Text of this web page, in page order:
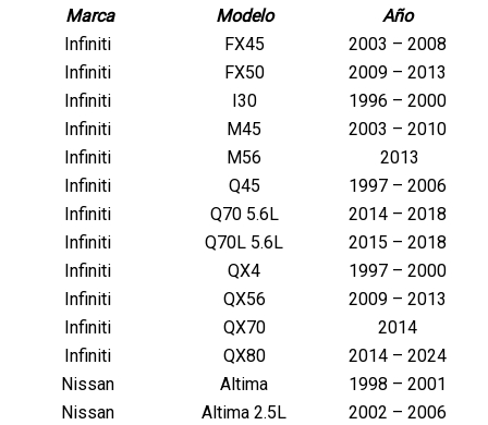
Marca Modelo
Año
Infiniti
FX45
2003 – 2008
Infiniti
FX50
2009 – 2013
Infiniti
I30
1996 – 2000
Infiniti
M45
2003 – 2010
Infiniti
M56
2013
Infiniti
Q45
1997 – 2006
Infiniti
Q70 5.6L
2014 – 2018
Infiniti
Q70L 5.6L
2015 – 2018
Infiniti
QX4
1997 – 2000
Infiniti
QX56
2009 – 2013
Infiniti
QX70
2014
Infiniti
QX80
2014 – 2024
Nissan
Altima
1998 – 2001
Nissan
Altima 2.5L
2002 – 2006